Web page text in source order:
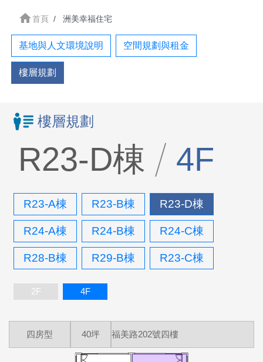
home首頁 洲美幸福住宅
基地與人文環境說明 空間規劃與租金
樓層規劃
樓層規劃
R23-D棟 4F
R23-A棟 R23-B棟 R23-D棟
R24-A棟 R24-B棟 R24-C棟
R28-B棟 R29-B棟 R23-C棟
2F 4F
四房型 40坪 福美路202號四樓